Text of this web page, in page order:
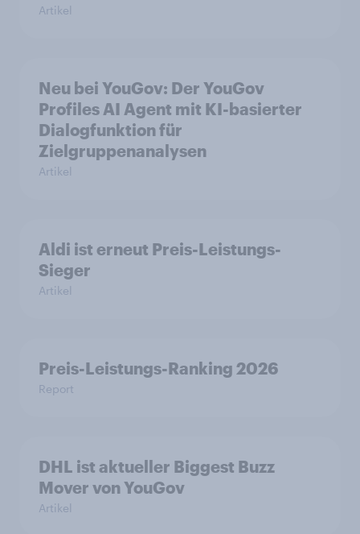
Artikel
Neu bei YouGov: Der YouGov
Profiles AI Agent mit KI-basierter
Dialogfunktion für
Zielgruppenanalysen
Artikel
Aldi ist erneut Preis-Leistungs-
Sieger
Artikel
Preis-Leistungs-Ranking 2026
Report
DHL ist aktueller Biggest Buzz
Mover von YouGov
Artikel